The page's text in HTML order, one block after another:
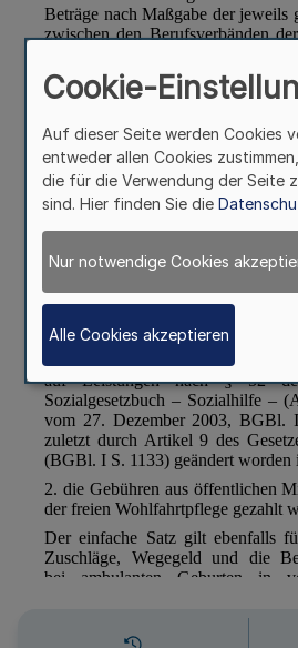
Cookie-
Auf dieser Seite werden Cookies
entweder allen Cookies
die für die Verwendung der Seite
sind. Hier finden Sie die
Nur notwendige Cookies
Alle Cookies akzeptieren